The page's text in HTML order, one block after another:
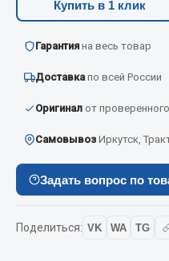
Масла
МЕТИЗЫ
Болты
Кольца стопорные
Купить в 1 клик
Гарантия на весь товар
Доставкапо всей России
Оригинал от
Самовывоз Иркутск,
Задать вопрос по
Поделиться: VK WA TG